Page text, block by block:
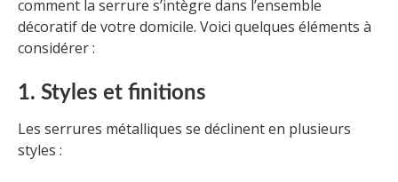
comment la serrure s’intègre dans l’ensemble
décoratif de votre domicile. Voici quelques éléments à
considérer :
1. Styles et finitions
Les serrures métalliques se déclinent en plusieurs
styles :